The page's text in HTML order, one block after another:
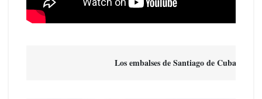
Los embalses de Santiago de Cuba y Holguín